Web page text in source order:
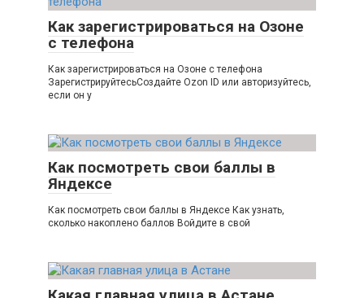
Как зарегистрироваться на Озоне
с телефона
Как зарегистрироваться на Озоне с телефона
ЗарегистрируйтесьСоздайте Ozon ID или авторизуйтесь,
если он у
Как посмотреть свои баллы в
Яндексе
Как посмотреть свои баллы в Яндексе Как узнать,
сколько накоплено баллов Войдите в свой